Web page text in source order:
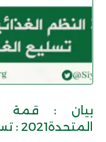
بيان : قمة
المتحدة2021 : تسليع الغذاء وبديل النضال